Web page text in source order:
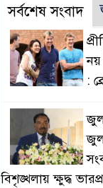
সর্বশেষ সংবাদ
নয়
:
বিশৃঙ্খলায় ক্ষুদ্ধ